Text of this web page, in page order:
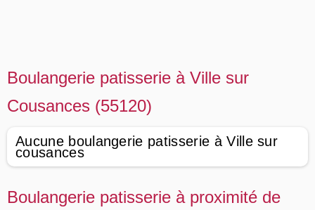
Boulangerie patisserie à Ville sur
Cousances (55120)
Aucune boulangerie patisserie à Ville sur
cousances
Boulangerie patisserie à proximité de